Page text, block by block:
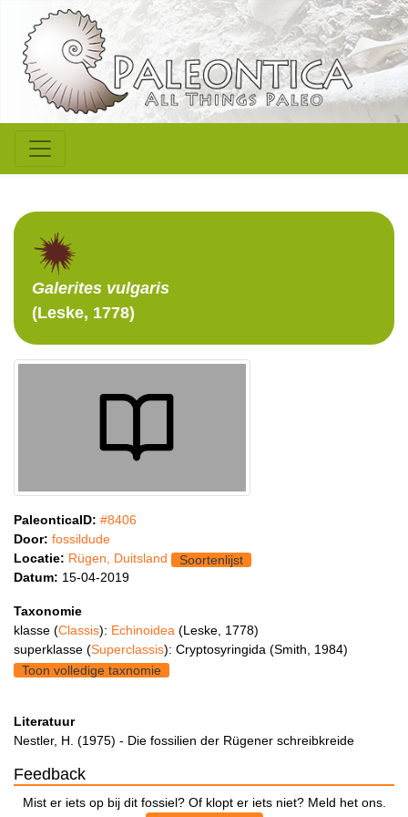
Galerites vulgaris
(Leske, 1778)
PaleonticaID: #8406
Door: fossildude
Locatie: Rügen, Duitsland
Soortenlijst
Datum: 15-04-2019
Taxonomie
klasse (Classis): Echinoidea (Leske, 1778)
superklasse (Superclassis): Cryptosyringida (Smith, 1984)
Toon volledige taxnomie
Literatuur
Nestler, H. (1975) - Die fossilien der Rügener schreibkreide
Feedback
Mist er iets op bij dit fossiel? Of klopt er iets niet? Meld het ons.